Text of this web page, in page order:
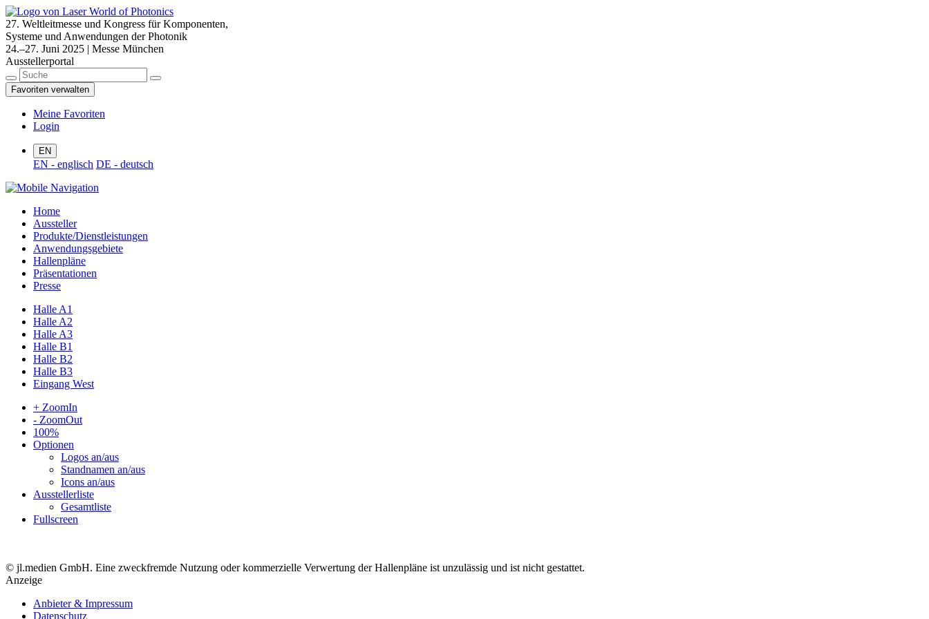
27. Weltleitmesse und Kongress für Komponenten,
Systeme und Anwendungen der Photonik
24.–27. Juni 2025 | Messe München
Ausstellerportal
Favoriten verwalten
Meine Favoriten
Login
EN
EN - englisch DE - deutsch
Home
Aussteller
Produkte/Dienstleistungen
Anwendungsgebiete
Hallenpläne
Präsentationen
Presse
Halle A1
Halle A2
Halle A3
Halle B1
Halle B2
Halle B3
Eingang West
+ ZoomIn
- ZoomOut
100%
Optionen
Logos an/aus
Standnamen an/aus
Icons an/aus
Ausstellerliste
Gesamtliste
Fullscreen
© jl.medien GmbH. Eine zweckfremde Nutzung oder kommerzielle Verwertung der Hallenpläne ist unzulässig und ist nicht gestattet.
Anzeige
Anbieter & Impressum
Datenschutz